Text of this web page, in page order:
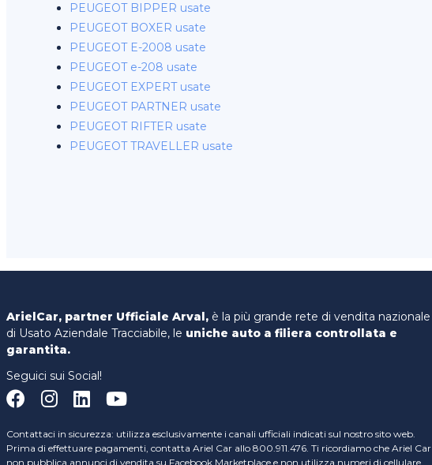
PEUGEOT BIPPER usate
PEUGEOT BOXER usate
PEUGEOT E-2008 usate
PEUGEOT e-208 usate
PEUGEOT EXPERT usate
PEUGEOT PARTNER usate
PEUGEOT RIFTER usate
PEUGEOT TRAVELLER usate
ArielCar, partner Ufficiale Arval, è la più grande rete di vendita nazionale
di Usato Aziendale Tracciabile, le uniche auto a filiera controllata e
garantita.
Seguici sui Social!
Contattaci in sicurezza: utilizza esclusivamente i canali ufficiali indicati sul nostro sito web.
Prima di effettuare pagamenti, contatta Ariel Car allo 800.911.476. Ti ricordiamo che Ariel Car
non pubblica annunci di vendita su Facebook Marketplace e non utilizza numeri di cellulare